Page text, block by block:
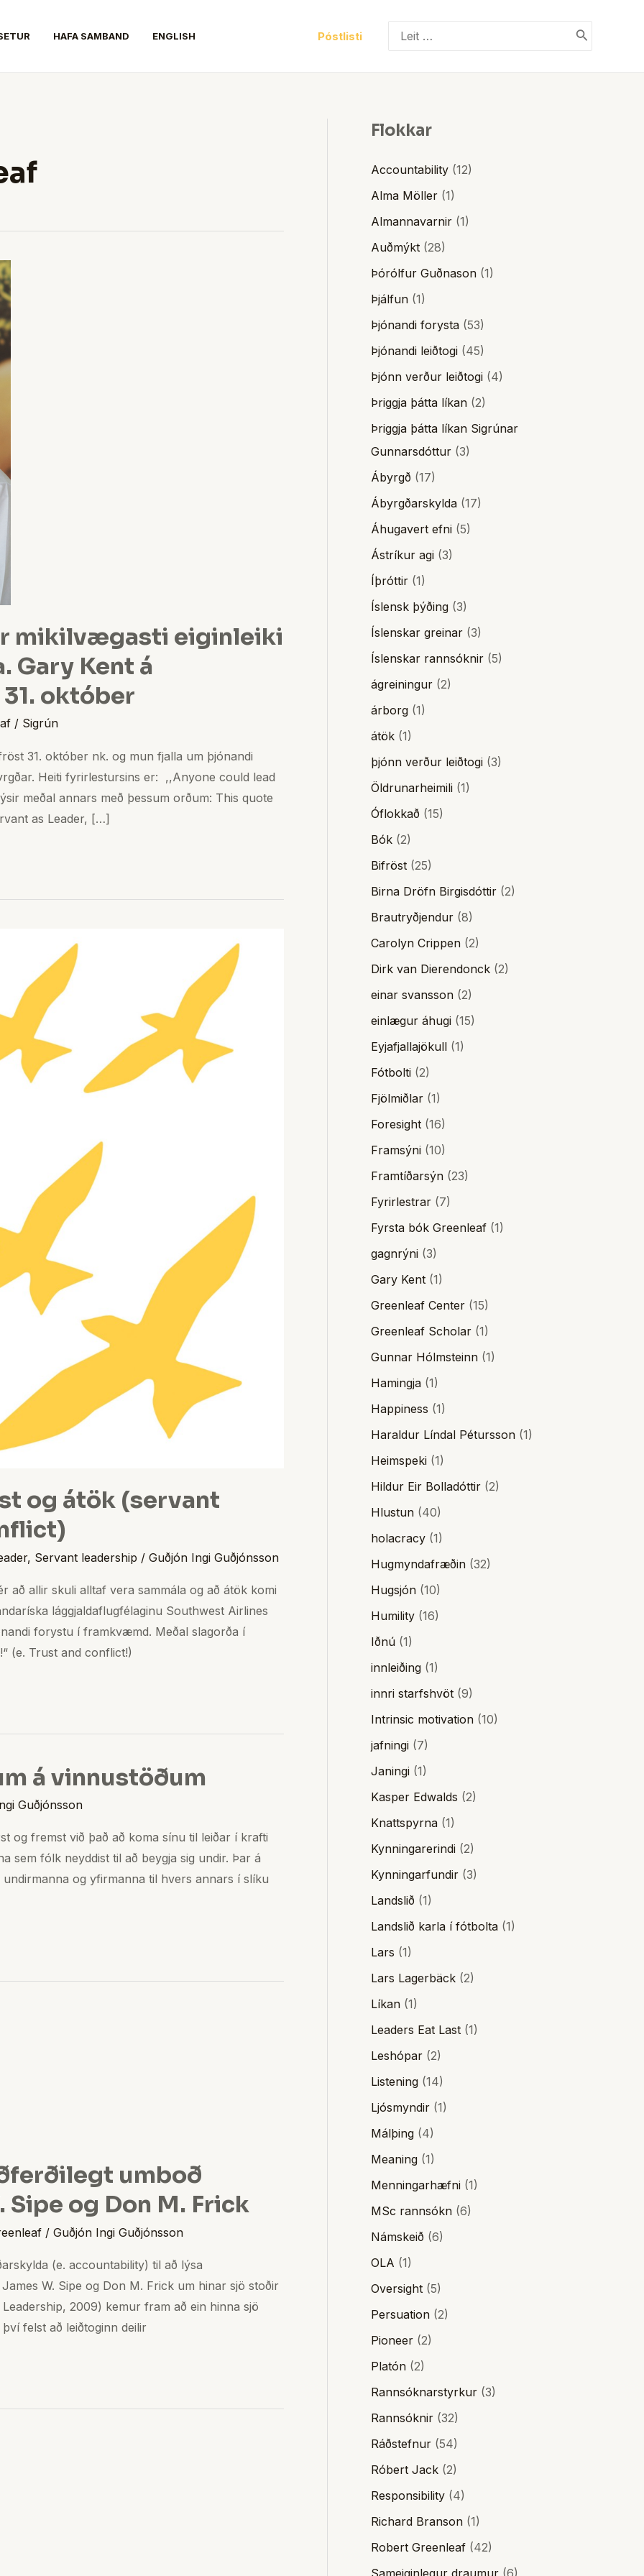
HAFA SAMBAND ENGLISH Póstlisti
Search
for:
mikilvægasti eiginleiki
Gary Kent á
október
/ Sigrún
31. október nk. og mun fjalla um þjónandi
Heiti fyrirlestursins er: ,,Anyone could lead
meðal annars með þessum orðum: This quote
as Leader, […]
og átök (servant
, Servant leadership / Guðjón Ingi Guðjónsson
að allir skuli alltaf vera sammála og að átök komi
lággjaldaflugfélaginu Southwest Airlines
forystu í framkvæmd. Meðal slagorða í
(e. Trust and conflict!)
á vinnustöðum
Guðjónsson
og fremst við það að koma sínu til leiðar í krafti
sem fólk neyddist til að beygja sig undir. Þar á
og yfirmanna til hvers annars í slíku
umboð
og Don M. Frick
/ Guðjón Ingi Guðjónsson
(e. accountability) til að lýsa
W. Sipe og Don M. Frick um hinar sjö stoðir
2009) kemur fram að ein hinna sjö
felst að leiðtoginn deilir
Flokkar
Accountability (12)
Alma Möller (1)
Almannavarnir (1)
Auðmýkt (28)
Þórólfur Guðnason (1)
Þjálfun (1)
Þjónandi forysta (53)
Þjónandi leiðtogi (45)
Þjónn verður leiðtogi (4)
Þriggja þátta líkan (2)
Þriggja þátta líkan Sigrúnar
Gunnarsdóttur (3)
Ábyrgð (17)
Ábyrgðarskylda (17)
Áhugavert efni (5)
Ástríkur agi (3)
Íþróttir (1)
Íslensk þýðing (3)
Íslenskar greinar (3)
Íslenskar rannsóknir (5)
ágreiningur (2)
árborg (1)
átök (1)
þjónn verður leiðtogi (3)
Öldrunarheimili (1)
Óflokkað (15)
Bók (2)
Bifröst (25)
Birna Dröfn Birgisdóttir (2)
Brautryðjendur (8)
Carolyn Crippen (2)
Dirk van Dierendonck (2)
einar svansson (2)
einlægur áhugi (15)
Eyjafjallajökull (1)
Fótbolti (2)
Fjölmiðlar (1)
Foresight (16)
Framsýni (10)
Framtíðarsýn (23)
Fyrirlestrar (7)
Fyrsta bók Greenleaf (1)
gagnrýni (3)
Gary Kent (1)
Greenleaf Center (15)
Greenleaf Scholar (1)
Gunnar Hólmsteinn (1)
Hamingja (1)
Happiness (1)
Haraldur Líndal Pétursson (1)
Heimspeki (1)
Hildur Eir Bolladóttir (2)
Hlustun (40)
holacracy (1)
Hugmyndafræðin (32)
Hugsjón (10)
Humility (16)
Iðnú (1)
innleiðing (1)
innri starfshvöt (9)
Intrinsic motivation (10)
jafningi (7)
Janingi (1)
Kasper Edwalds (2)
Knattspyrna (1)
Kynningarerindi (2)
Kynningarfundir (3)
Landslið (1)
Landslið karla í fótbolta (1)
Lars (1)
Lars Lagerbäck (2)
Líkan (1)
Leaders Eat Last (1)
Leshópar (2)
Listening (14)
Ljósmyndir (1)
Málþing (4)
Meaning (1)
Menningarhæfni (1)
MSc rannsókn (6)
Námskeið (6)
OLA (1)
Oversight (5)
Persuation (2)
Pioneer (2)
Platón (2)
Rannsóknarstyrkur (3)
Rannsóknir (32)
Ráðstefnur (54)
Róbert Jack (2)
Responsibility (4)
Richard Branson (1)
Robert Greenleaf (42)
Sameiginlegur draumur (6)